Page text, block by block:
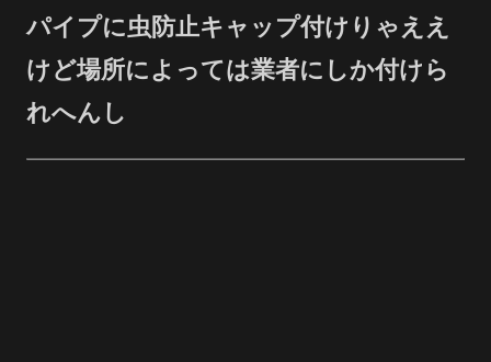
パイプに虫防止キャップ付けりゃええ
けど場所によっては業者にしか付けら
れへんし